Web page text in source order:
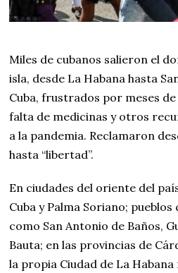
Miles de cubanos salieron el
isla, desde La Habana hasta
Cuba, frustrados por meses
falta de medicinas y otros
a la pandemia. Reclamaron
hasta “libertad”.
En ciudades del oriente del
Cuba y Palma Soriano;
como San Antonio de Baños,
Bauta; en las provincias de
la propia Ciudad de La